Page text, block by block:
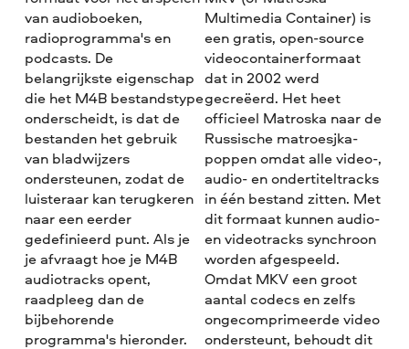
van audioboeken,
radioprogramma's en
podcasts. De
belangrijkste eigenschap
die het M4B bestandstype
onderscheidt, is dat de
bestanden het gebruik
van bladwijzers
ondersteunen, zodat de
luisteraar kan terugkeren
naar een eerder
gedefinieerd punt. Als je
je afvraagt hoe je M4B
audiotracks opent,
raadpleeg dan de
bijbehorende
programma's hieronder.
Multimedia Container) is
een gratis, open-source
videocontainerformaat
dat in 2002 werd
gecreëerd. Het heet
officieel Matroska naar de
Russische matroesjka-
poppen omdat alle video-,
audio- en ondertiteltracks
in één bestand zitten. Met
dit formaat kunnen audio-
en videotracks synchroon
worden afgespeeld.
Omdat MKV een groot
aantal codecs en zelfs
ongecomprimeerde video
ondersteunt, behoudt dit